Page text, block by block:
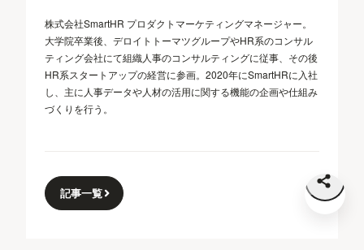
株式会社SmartHR プロダクトマーケティングマネージャー。
大学院卒業後、デロイトトーマツグループやHR系のコンサル
ティング会社にて組織人事のコンサルティングに従事、その後
HR系スタートアップの経営に参画。2020年にSmartHRに入社
し、主に人事データや人材の活用に関する機能の企画や仕組み
づくりを行う。
記事一覧